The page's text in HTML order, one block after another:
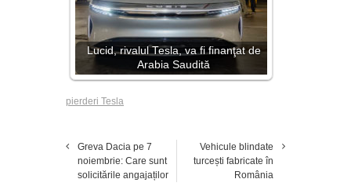
Lucid, rivalul Tesla, va fi finanţat de
Arabia Saudită
pierderi Tesla
Greva Dacia pe 7
noiembrie: Care sunt
solicitările angajaților
Vehicule blindate
turcești fabricate în
România